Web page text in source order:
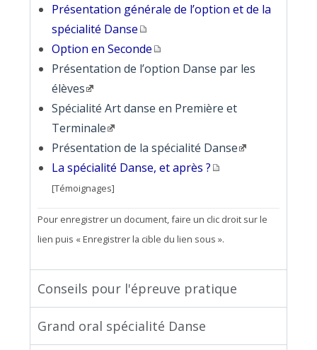
Présentation générale de l’option et de la
spécialité Danse
Option en Seconde
Présentation de l’option Danse par les
élèves
Spécialité Art danse en Première et
Terminale
Présentation de la spécialité Danse
La spécialité Danse, et après ?
[Témoignages]
Pour enregistrer un document, faire un clic droit sur le
lien puis « Enregistrer la cible du lien sous ».
Conseils pour l'épreuve pratique
Grand oral spécialité Danse